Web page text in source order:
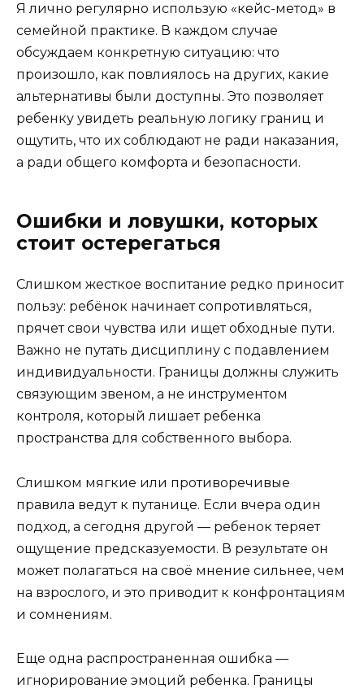
Я лично регулярно использую «кейс-метод» в
семейной практике. В каждом случае
обсуждаем конкретную ситуацию: что
произошло, как повлиялось на других, какие
альтернативы были доступны. Это позволяет
ребенку увидеть реальную логику границ и
ощутить, что их соблюдают не ради наказания,
а ради общего комфорта и безопасности.
Ошибки и ловушки, которых
стоит остерегаться
Слишком жесткое воспитание редко приносит
пользу: ребёнок начинает сопротивляться,
прячет свои чувства или ищет обходные пути.
Важно не путать дисциплину с подавлением
индивидуальности. Границы должны служить
связующим звеном, а не инструментом
контроля, который лишает ребенка
пространства для собственного выбора.
Слишком мягкие или противоречивые
правила ведут к путанице. Если вчера один
подход, а сегодня другой — ребенок теряет
ощущение предсказуемости. В результате он
может полагаться на своё мнение сильнее, чем
на взрослого, и это приводит к конфронтациям
и сомнениям.
Еще одна распространенная ошибка —
игнорирование эмоций ребенка. Границы